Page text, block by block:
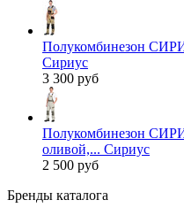
Полукомбинезон
Сириус
3 300 руб
Полукомбинезон
оливой,... Сириус
2 500 руб
Бренды каталога